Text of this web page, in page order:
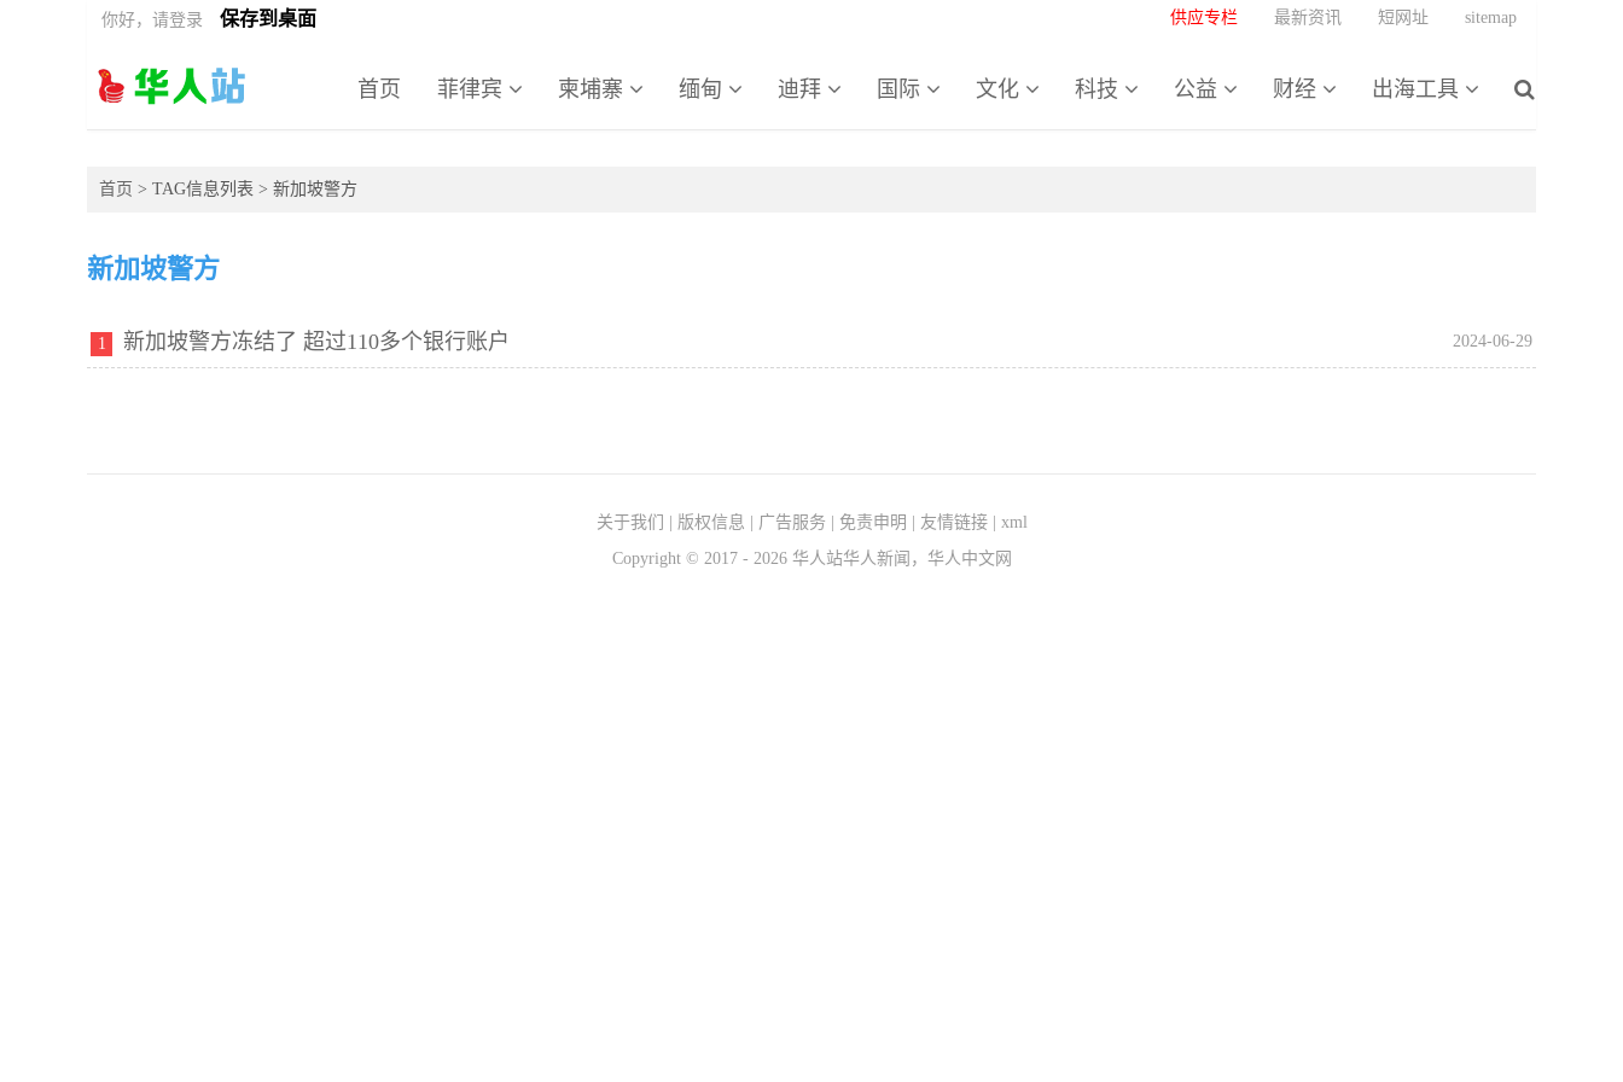
首页 菲律宾 柬埔寨 缅甸 迪拜 国际 文化 科技 公益 财经 出海工具
你好，请登录 保存到桌面 供应专栏 最新资讯 短网址 sitemap
首页 > TAG信息列表 > 新加坡警方
新加坡警方
2024-06-29
1 新加坡警方冻结了 超过110多个银行账户
关于我们 版权信息 广告服务 免责申明 友情链接| xml
Copyright © 2017 - 2026 华人站华人新闻，华人中文网